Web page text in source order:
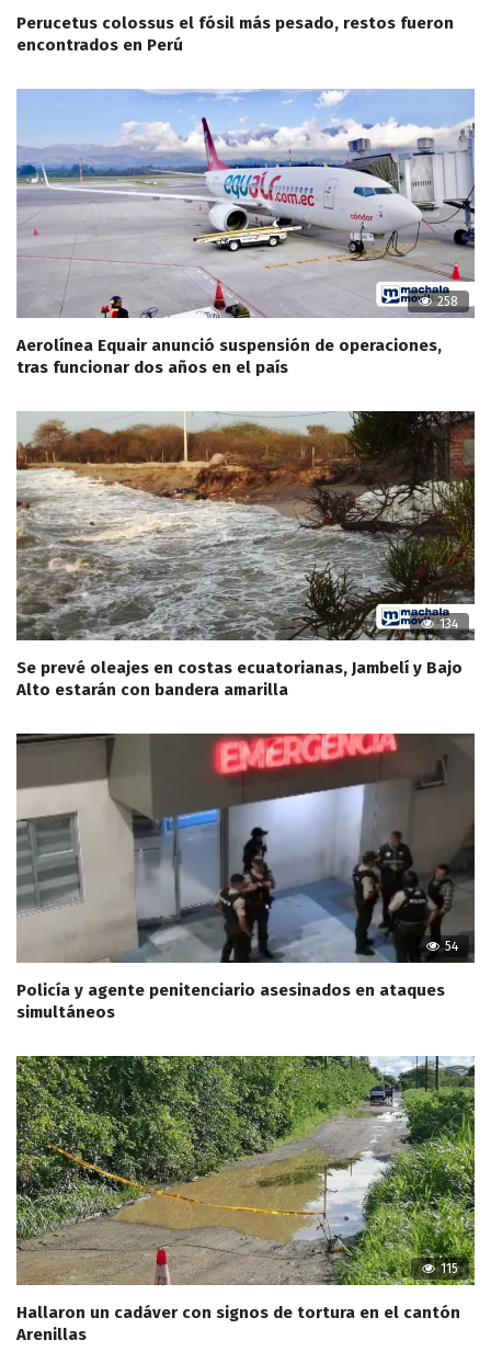
Perucetus colossus el fósil más pesado, restos fueron
encontrados en Perú
258
Aerolínea Equair anunció suspensión de operaciones,
tras funcionar dos años en el país
134
Se prevé oleajes en costas ecuatorianas, Jambelí y Bajo
Alto estarán con bandera amarilla
54
Policía y agente penitenciario asesinados en ataques
simultáneos
115
Hallaron un cadáver con signos de tortura en el cantón
Arenillas